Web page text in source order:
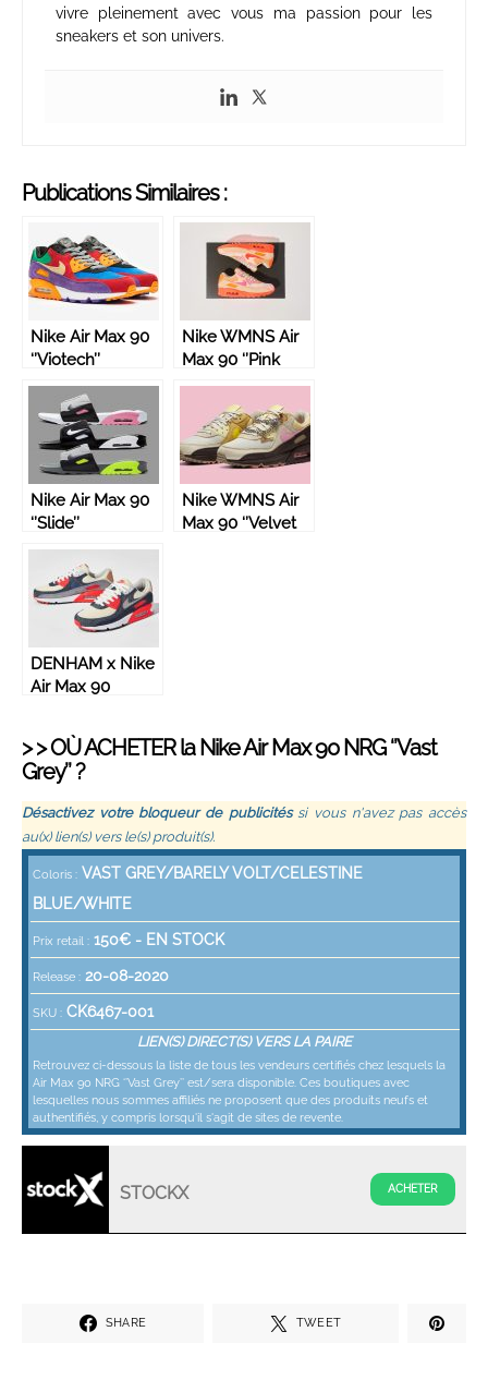
vivre pleinement avec vous ma passion pour les
sneakers et son univers.
Publications Similaires :
Nike Air Max 90
‘’Viotech’’
Nike WMNS Air
Max 90 ‘’Pink
Shade’’
Nike Air Max 90
‘’Slide’’
Nike WMNS Air
Max 90 ‘’Velvet
DENHAM x Nike
Air Max 90
CU1646-400
> > OÙ ACHETER la NikeAir Max 90 NRG ‘’Vast
Grey’’ ?
Désactivez votre bloqueur de publicitéssi vous n'avez pas accès
au(x) lien(s) vers le(s) produit(s).
Coloris : VAST GREY/BARELY VOLT/CELESTINE
BLUE/WHITE
Prix retail : 150€ - EN STOCK
Release : 20-08-2020
SKU : CK6467-001
LIEN(S) DIRECT(S) VERS LA PAIRE
Retrouvez ci-dessous la liste de tous les vendeurs certifiés chez lesquels la
Air Max 90 NRG ‘’Vast Grey’’ est/sera disponible. Ces boutiques avec
lesquelles nous sommes affiliés ne proposent que des produits neufs et
authentifiés, y compris lorsqu'il s'agit de sites de revente.
STOCKX
SHARE TWEET